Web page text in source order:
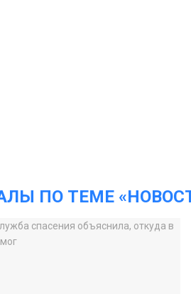
ПО ТЕМЕ